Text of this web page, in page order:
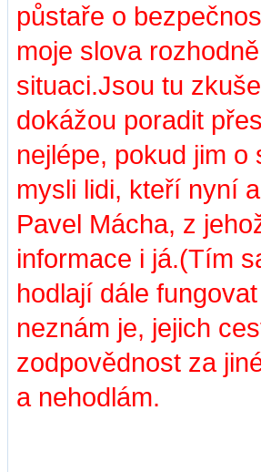
půstaře o
moje slova
situaci.Jsou tu
dokážou poradit
nejlépe, pokud jim
mysli lidi, kteří nyní
Pavel Mácha, z
informace i já.(Tím
hodlají dále
neznám je, jejich
zodpovědnost za
a nehodlám.